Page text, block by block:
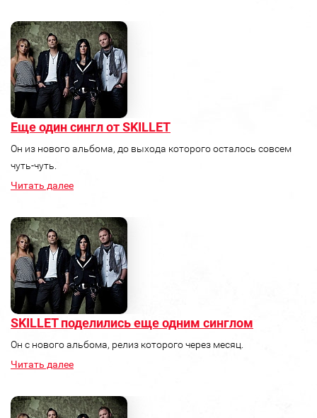
Еще один сингл от SKILLET
Он из нового альбома, до выхода которого осталось совсем
чуть-чуть.
Читать далее
SKILLET поделились еще одним синглом
Он с нового альбома, релиз которого через месяц.
Читать далее